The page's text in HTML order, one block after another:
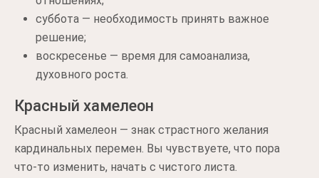
суббота — необходимость принять важное
решение;
воскресенье — время для самоанализа,
духовного роста.
Красный хамелеон
Красный хамелеон — знак страстного желания
кардинальных перемен. Вы чувствуете, что пора
что-то изменить, начать с чистого листа.